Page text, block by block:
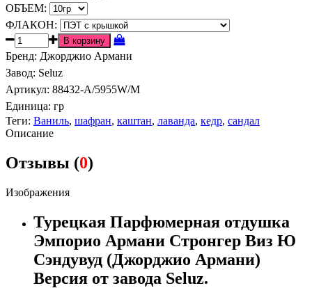
ОБЪЕМ:
ФЛАКОН:
Бренд: Джорджио Армани
Завод: Seluz
Артикул: 88432-A/5955W/M
Единица: гр
Теги: Ваниль, шафран, каштан, лаванда, кедр, сандал
Описание
Отзывы (0)
Изображения
Турецкая Парфюмерная отдушка
Эмпорио Армани Стронгер Виз Ю
Сэндувуд (Джорджио Армани)
Версия от завода Seluz.